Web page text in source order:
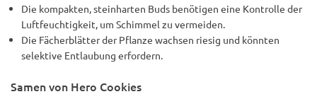
Die kompakten, steinharten Buds benötigen eine Kontrolle der
Luftfeuchtigkeit, um Schimmel zu vermeiden.
Die Fächerblätter der Pflanze wachsen riesig und könnten
selektive Entlaubung erfordern.
Samen von Hero Cookies